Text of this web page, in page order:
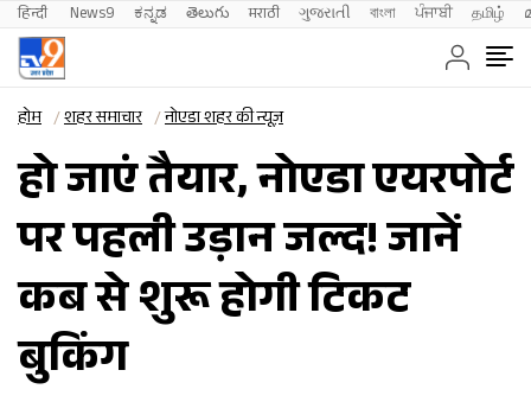
हिन्दी News9 ಕನ್ನಡ తెలుగు मराठी ગુજરાતી বাংলা ਪੰਜਾਬੀ தமிழ்
होम शहर समाचार नोएडा शहर की न्यूज़
हो जाएं तैयार, नोएडा एयरपोर्ट
पर पहली उड़ान जल्द! जानें
कब से शुरू होगी टिकट
बुकिंग